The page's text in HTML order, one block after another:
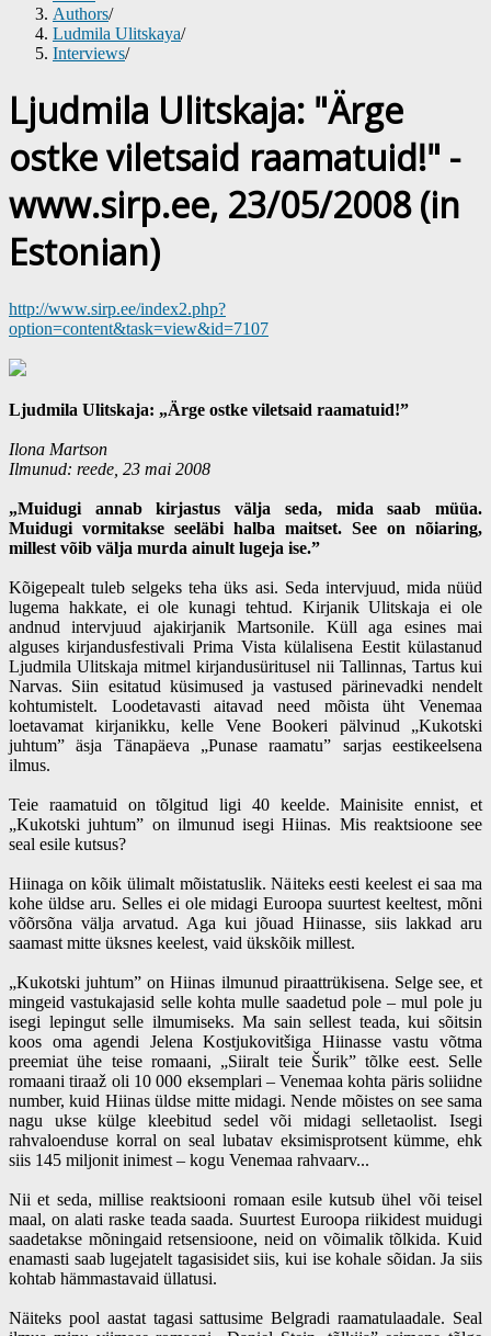
Authors/
Ludmila Ulitskaya/
Interviews/
Ljudmila Ulitskaja: "Ärge
ostke viletsaid raamatuid!" -
www.sirp.ee, 23/05/2008 (in
Estonian)
http://www.sirp.ee/index2.php?
option=content&task=view&id=7107
Ljudmila Ulitskaja: „Ärge ostke viletsaid raamatuid!”
Ilona Martson
Ilmunud: reede, 23 mai 2008
„Muidugi annab kirjastus välja seda, mida saab müüa.
Muidugi vormitakse seeläbi halba maitset. See on nõiaring,
millest võib välja murda ainult lugeja ise.”
Kõigepealt tuleb selgeks teha üks asi. Seda intervjuud, mida nüüd
lugema hakkate, ei ole kunagi tehtud. Kirjanik Ulitskaja ei ole
andnud intervjuud ajakirjanik Martsonile. Küll aga esines mai
alguses kirjandusfestivali Prima Vista külalisena Eestit külastanud
Ljudmila Ulitskaja mitmel kirjandusüritusel nii Tallinnas, Tartus kui
Narvas. Siin esitatud küsimused ja vastused pärinevadki nendelt
kohtumistelt. Loodetavasti aitavad need mõista üht Venemaa
loetavamat kirjanikku, kelle Vene Bookeri pälvinud „Kukotski
juhtum” äsja Tänapäeva „Punase raamatu” sarjas eestikeelsena
ilmus.
Teie raamatuid on tõlgitud ligi 40 keelde. Mainisite ennist, et
„Kukotski juhtum” on ilmunud isegi Hiinas. Mis reaktsioone see
seal esile kutsus?
Hiinaga on kõik ülimalt mõistatuslik. Näiteks eesti keelest ei saa ma
kohe üldse aru. Selles ei ole midagi Euroopa suurtest keeltest, mõni
võõrsõna välja arvatud. Aga kui jõuad Hiinasse, siis lakkad aru
saamast mitte üksnes keelest, vaid ükskõik millest.
„Kukotski juhtum” on Hiinas ilmunud piraattrükisena. Selge see, et
mingeid vastukajasid selle kohta mulle saadetud pole – mul pole ju
isegi lepingut selle ilmumiseks. Ma sain sellest teada, kui sõitsin
koos oma agendi Jelena Kostjukovitšiga Hiinasse vastu võtma
preemiat ühe teise romaani, „Siiralt teie Šurik” tõlke eest. Selle
romaani tiraaž oli 10 000 eksemplari – Venemaa kohta päris soliidne
number, kuid Hiinas üldse mitte midagi. Nende mõistes on see sama
nagu ukse külge kleebitud sedel või midagi selletaolist. Isegi
rahvaloenduse korral on seal lubatav eksimisprotsent kümme, ehk
siis 145 miljonit inimest – kogu Venemaa rahvaarv...
Nii et seda, millise reaktsiooni romaan esile kutsub ühel või teisel
maal, on alati raske teada saada. Suurtest Euroopa riikidest muidugi
saadetakse mõningaid retsensioone, neid on võimalik tõlkida. Kuid
enamasti saab lugejatelt tagasisidet siis, kui ise kohale sõidan. Ja siis
kohtab hämmastavaid üllatusi.
Näiteks pool aastat tagasi sattusime Belgradi raamatulaadale. Seal